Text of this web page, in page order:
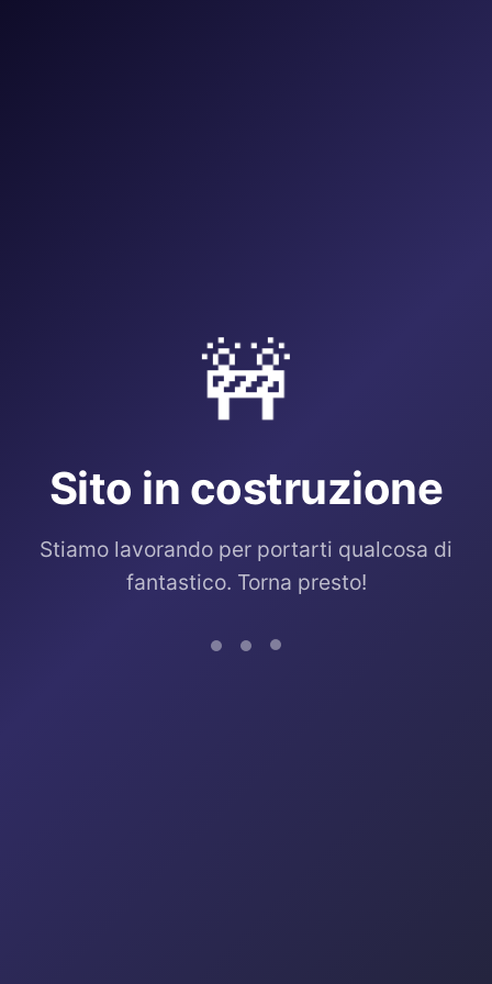
🚧
Sito in costruzione
Stiamo lavorando per portarti qualcosa di
fantastico. Torna presto!